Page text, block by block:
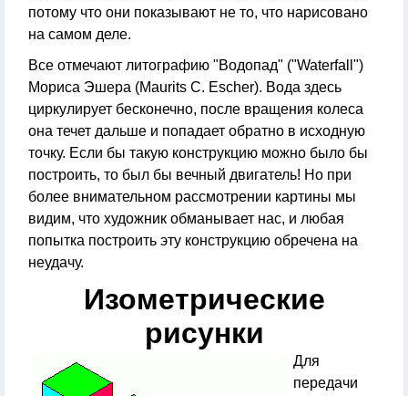
потому что они показывают не то, что нарисовано
на самом деле.
Все отмечают литографию "Водопад" ("Waterfall")
Мориса Эшера (Maurits C. Escher). Вода здесь
циркулирует бесконечно, после вращения колеса
она течет дальше и попадает обратно в исходную
точку. Если бы такую конструкцию можно было бы
построить, то был бы вечный двигатель! Но при
более внимательном рассмотрении картины мы
видим, что художник обманывает нас, и любая
попытка построить эту конструкцию обречена на
неудачу.
Изометрические
рисунки
Для
передачи